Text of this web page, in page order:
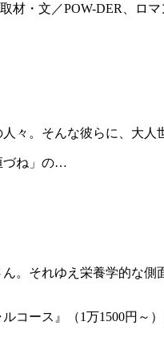
・文／POW-DER、ロマ
。そんな彼らに、大人
づね」の…
。それゆえ栄養学的な側
ース』（1万1500円～